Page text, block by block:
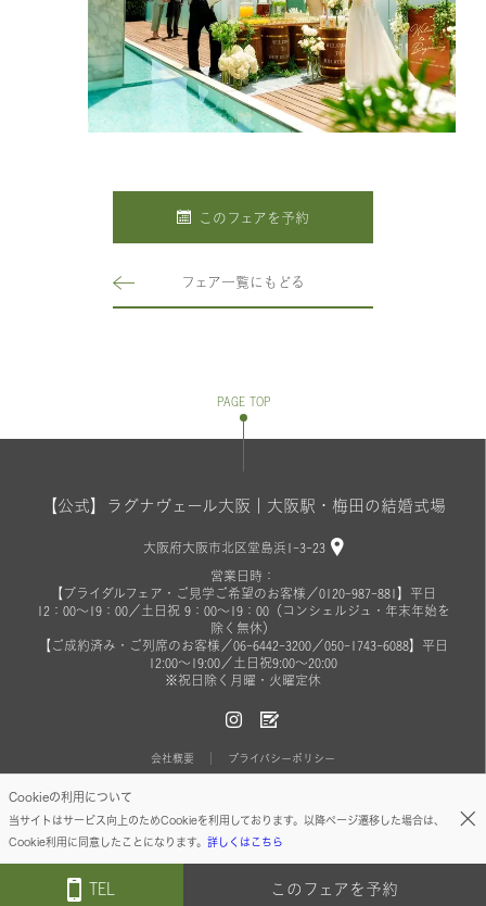
このフェアを予約
フェア一覧にもどる
Cookieの利用について
当サイトはサービス向上のためCookieを利用しております。以降ページ遷移した場合は、
Cookie利用に同意したことになります。 詳しくはこちら
TEL このフェアを予約
PAGE TOP
【公式】ラグナヴェール大阪｜大阪駅・梅田の結婚式場
大阪府大阪市北区堂島浜1-3-23
営業日時：
【ブライダルフェア・ご見学ご希望のお客様／0120-987-881】平日
12：00～19：00／土日祝 9：00～19：00（コンシェルジュ・年末年始を
除く無休）
【ご成約済み・ご列席のお客様／06-6442-3200／050-1743-6088】平日
12:00～19:00／土日祝9:00～20:00
※祝日除く月曜・火曜定休
会社概要 プライバシーポリシー